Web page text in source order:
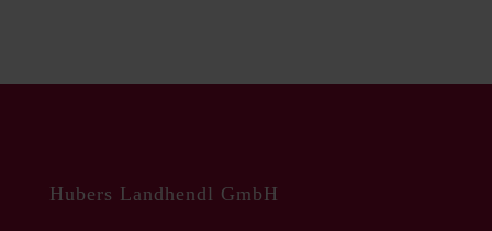
Hubers Landhendl GmbH